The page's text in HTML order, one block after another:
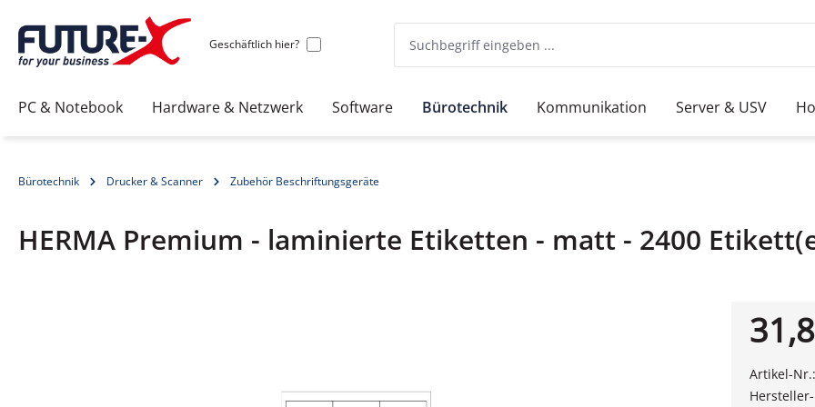
Geschäftlich hier?
PC & Notebook Hardware & Netzwerk Software Bürotechnik Kommunikation Server & USV
Bürotechnik Drucker & Scanner Zubehör Beschriftungsgeräte
HERMA Premium - laminierte Etiketten - matt - 2400
Artikel-